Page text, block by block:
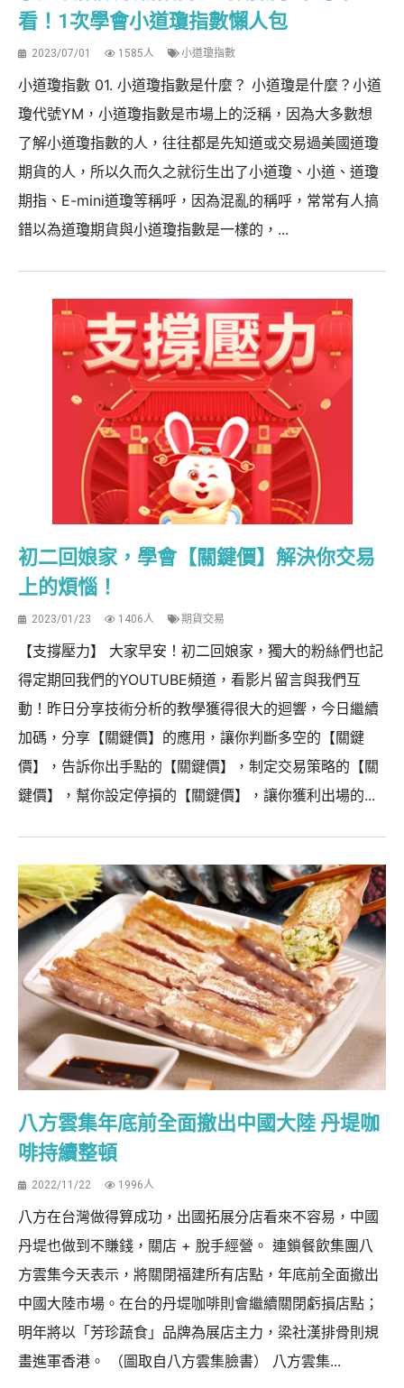
看！1次學會小道瓊指數懶人包
2023/07/01 1585人 小道瓊指數
小道瓊指數 01. 小道瓊指數是什麼？ 小道瓊是什麼？小道
瓊代號YM，小道瓊指數是市場上的泛稱，因為大多數想
了解小道瓊指數的人，往往都是先知道或交易過美國道瓊
期貨的人，所以久而久之就衍生出了小道瓊、小道、道瓊
期指、E-mini道瓊等稱呼，因為混亂的稱呼，常常有人搞
錯以為道瓊期貨與小道瓊指數是一樣的，...
初二回娘家，學會【關鍵價】解決你交易
上的煩惱！
2023/01/23 1406人 期貨交易
【支撐壓力】 大家早安！初二回娘家，獨大的粉絲們也記
得定期回我們的YOUTUBE頻道，看影片留言與我們互
動！昨日分享技術分析的教學獲得很大的迴響，今日繼續
加碼，分享【關鍵價】的應用，讓你判斷多空的【關鍵
價】，告訴你出手點的【關鍵價】，制定交易策略的【關
鍵價】，幫你設定停損的【關鍵價】，讓你獲利出場的...
八方雲集年底前全面撤出中國大陸 丹堤咖
啡持續整頓
2022/11/22 1996人
八方在台灣做得算成功，出國拓展分店看來不容易，中國
丹堤也做到不賺錢，關店 + 脫手經營。 連鎖餐飲集團八
方雲集今天表示，將關閉福建所有店點，年底前全面撤出
中國大陸市場。在台的丹堤咖啡則會繼續關閉虧損店點；
明年將以「芳珍蔬食」品牌為展店主力，梁社漢排骨則規
畫進軍香港。 （圖取自八方雲集臉書） 八方雲集...